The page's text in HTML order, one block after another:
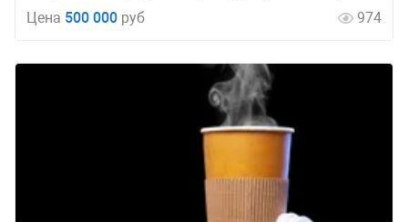
Цена 500 000 руб 974